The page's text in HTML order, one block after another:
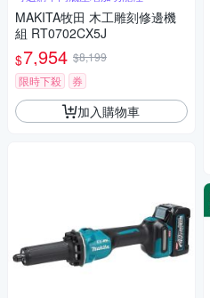
MAKITA牧田 木工雕刻修邊機
組 RT0702CX5J
$7,954 $8,199
限時下殺
券
加入購物車